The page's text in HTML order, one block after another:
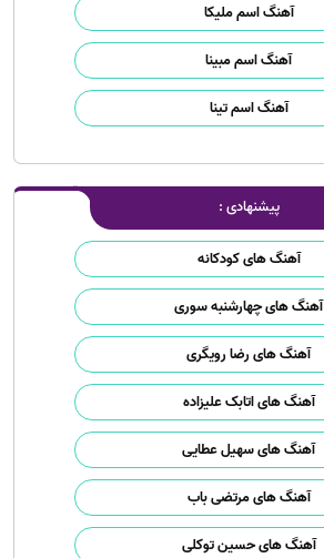
آهنگ اسم ملیکا
آهنگ اسم مبینا
آهنگ اسم تینا
پیشنهادی :
آهنگ های کودکانه
آهنگ های چهارشنبه سوری
آهنگ های رضا رویگری
آهنگ های اتابک علیزاده
آهنگ های سهیل عطایی
آهنگ های مرتضی باب
آهنگ های حسین توکلی